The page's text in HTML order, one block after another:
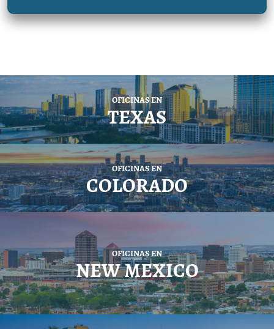
OFICINAS EN
TEXAS
OFICINAS EN
COLORADO
OFICINAS EN
NEW MEXICO